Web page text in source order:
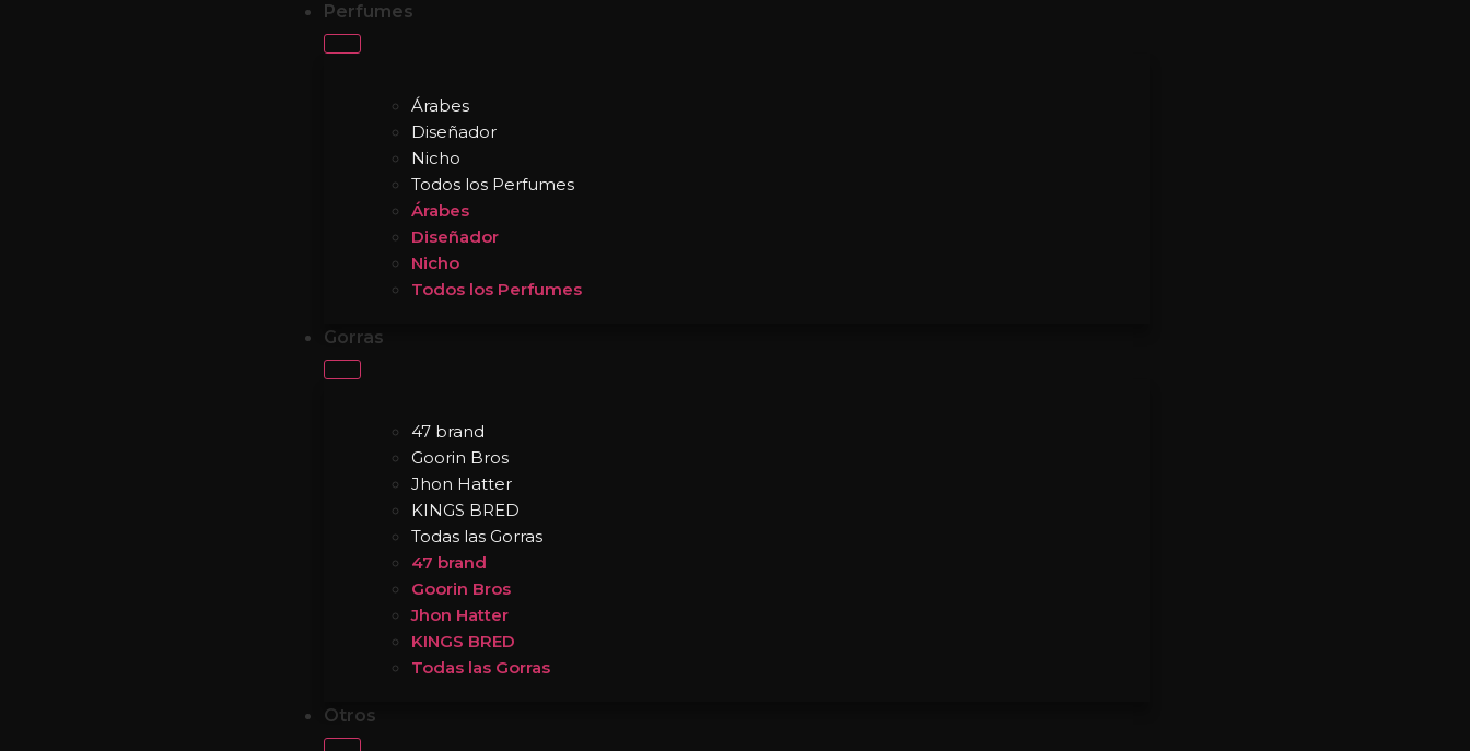
Perfumes
Árabes
Diseñador
Nicho
Todos los Perfumes
Árabes
Diseñador
Nicho
Todos los Perfumes
Gorras
47 brand
Goorin Bros
Jhon Hatter
KINGS BRED
Todas las Gorras
47 brand
Goorin Bros
Jhon Hatter
KINGS BRED
Todas las Gorras
Otros